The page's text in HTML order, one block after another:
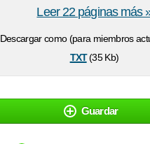
Descargar como (para miembros
txt(35 Kb)
Leer 22 páginas más
Guardar